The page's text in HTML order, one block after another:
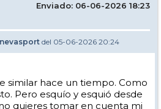
Enviado: 06-06-2026 18:23
nevasport del 05-06-2026 20:24
similar hace un tiempo. Como
Pero esquío y esquió desde
quieres tomar en cuenta mi